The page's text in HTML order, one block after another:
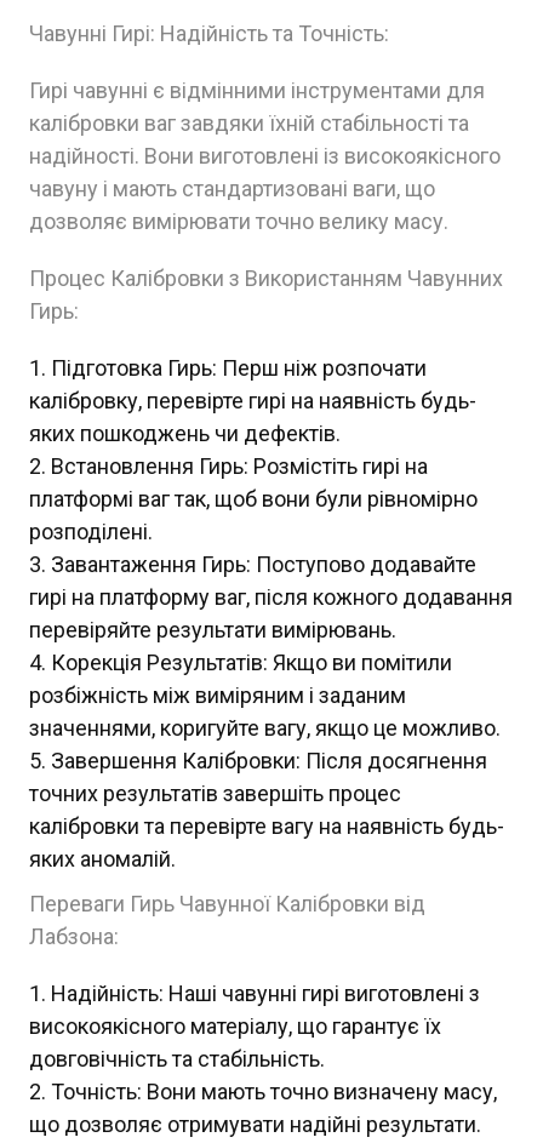
Чавунні Гирі: Надійність та Точність:
Гирі чавунні є відмінними інструментами для
калібровки ваг завдяки їхній стабільності та
надійності. Вони виготовлені із високоякісного
чавуну і мають стандартизовані ваги, що
дозволяє вимірювати точно велику масу.
Процес Калібровки з Використанням Чавунних
Гирь:
Підготовка Гирь: Перш ніж розпочати
калібровку, перевірте гирі на наявність будь-
яких пошкоджень чи дефектів.
Встановлення Гирь: Розмістіть гирі на
платформі ваг так, щоб вони були рівномірно
розподілені.
Завантаження Гирь: Поступово додавайте
гирі на платформу ваг, після кожного додавання
перевіряйте результати вимірювань.
Корекція Результатів: Якщо ви помітили
розбіжність між виміряним і заданим
значеннями, коригуйте вагу, якщо це можливо.
Завершення Калібровки: Після досягнення
точних результатів завершіть процес
калібровки та перевірте вагу на наявність будь-
яких аномалій.
Переваги Гирь Чавунної Калібровки від
Лабзона:
Надійність: Наші чавунні гирі виготовлені з
високоякісного матеріалу, що гарантує їх
довговічність та стабільність.
Точність: Вони мають точно визначену масу,
що дозволяє отримувати надійні результати.